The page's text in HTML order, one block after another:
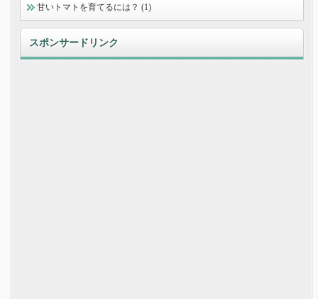
甘いトマトを育てるには？ (1)
スポンサードリンク